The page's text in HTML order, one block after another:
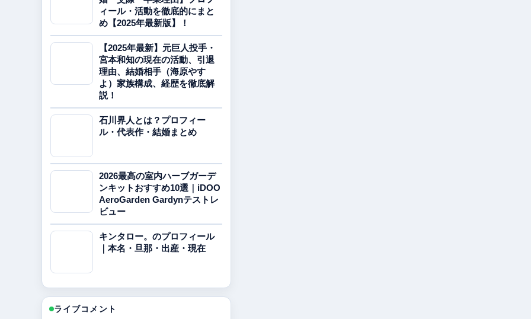
ィール・活動を徹底的にまと
め【2025年最新版】！
【2025年最新】元巨人投手・
宮本和知の現在の活動、引退
理由、結婚相手（海原やす
よ）家族構成、経歴を徹底解
説！
石川界人とは？プロフィー
ル・代表作・結婚まとめ
2026最高の室内ハーブガーデ
ンキットおすすめ10選｜iDOO
AeroGarden Gardynテストレ
ビュー
キンタロー。のプロフィール
｜本名・旦那・出産・現在
ライブコメント